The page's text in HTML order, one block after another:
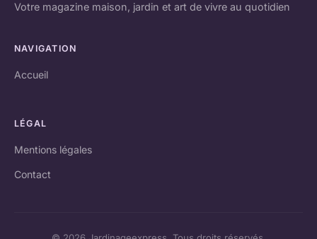
Votre magazine maison, jardin et art de vivre au quotidien
NAVIGATION
Accueil
LÉGAL
Mentions légales
Contact